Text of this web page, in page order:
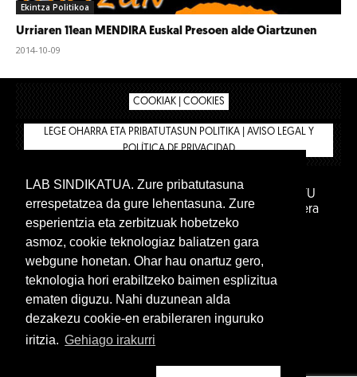
Ekintza Politikoa
Urriaren 11ean MENDIRA Euskal Presoen alde Oiartzunen
2014-10-09
COOKIAK | COOKIES
LEGE OHARRA ETA PRIBATUTASUN POLITIKA | AVISO LEGAL Y
POLÍTICA DE PRIVACIDAD
IPAR HEGOA FUNDAZIOA
AFILIATU
DENDA
BARNE GUNEA 🔑 Euskara Gaztelera
www.lab.eus
LAB SINDIKATUA. Zure pribatutasuna
errespetatzea da gure lehentasuna. Zure
esperientzia eta zerbitzuak hobetzeko
asmoz, cookie teknologiaz baliatzen gara
webgune honetan. Ohar hau onartuz gero,
teknologia hori erabiltzeko baimen esplizitua
ematen diguzu. Nahi duzunean alda
dezakezu cookie-en erabileraren inguruko
iritzia. Gehiago irakurri